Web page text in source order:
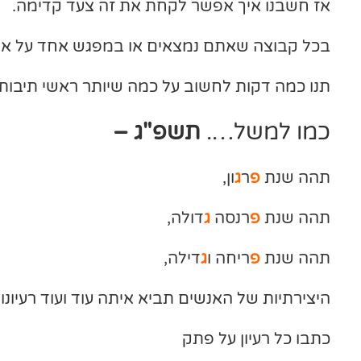
אז חשבנו איך אפשר לקחת את זה צעד קדימה.
בכל קבוצה שאתם נמצאים או במפגש אחד על
תנו כמה דקות לחשוב על כמה שיותר ראשי
כמו למשל…. תשפ"ג –
תהה שנת פרגון,
תהה שנת פרנסה גדולה,
תהה שנת פריחה וגדילה,
היצירתיות של האנשים תביא איתה עוד ועוד
כתבו כל רעיון על פתק